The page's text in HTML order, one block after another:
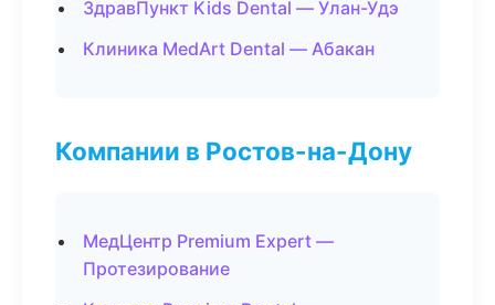
ЗдравПункт Kids Dental — Улан-Удэ
Клиника MedArt Dental — Абакан
Компании в Ростов-на-Дону
МедЦентр Premium Expert —
Протезирование